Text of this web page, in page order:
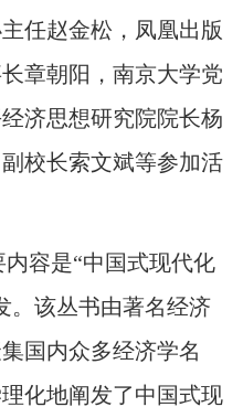
任赵金松，凤凰出版
章朝阳，南京大学党
济思想研究院院长杨
校长索文斌等参加活
内容是“中国式现代化
。该丛书由著名经济
国内众多经济学名
化地阐发了中国式现